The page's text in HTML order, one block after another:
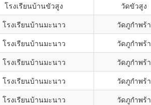
โรงเรียนบ้านขัวสูง วัดขัวสูง
โรงเรียนบ้านมะนาว วัดภูกำพร้า
โรงเรียนบ้านมะนาว วัดภูกำพร้า
โรงเรียนบ้านมะนาว วัดภูกำพร้า
โรงเรียนบ้านมะนาว วัดภูกำพร้า
โรงเรียนบ้านมะนาว วัดภูกำพร้า